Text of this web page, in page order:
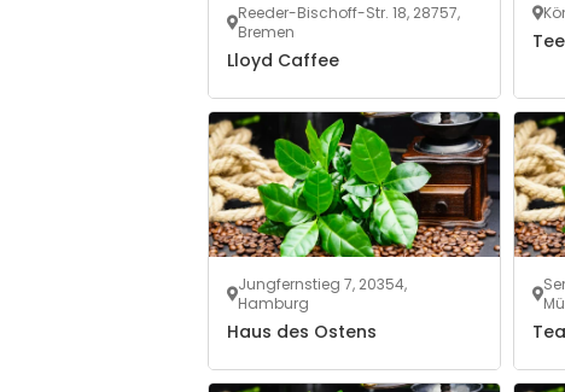
Reeder-Bischoff-Str. 18, 28757,
Bremen
Lloyd Caffee
Jungfernstieg 7, 20354,
Hamburg
Haus des Ostens